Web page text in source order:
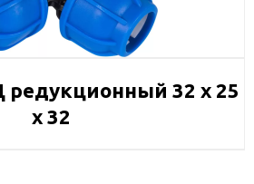
32 х 25
х 32